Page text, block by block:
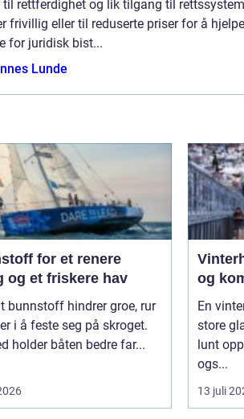
til rettferdighet og lik tilgang til
frivillig eller til reduserte priser for å
for juridisk bist...
Lunde
for et renere
og et friskere hav
bunnstoff hindrer groe, rur
i å feste seg på skroget.
holder båten bedre far...
Vinterhage
og
En
store
lunt
ogs...
13 juli